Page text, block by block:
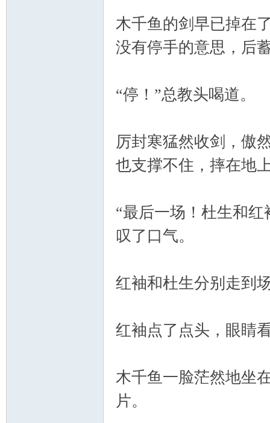
木千鱼的剑早已掉在
没有停手的意思，后
“停！”总教头喝道。
厉封寒猛然收剑，傲
也支撑不住，摔在地
“最后一场！杜生和
叹了口气。
红袖和杜生分别走到
红袖点了点头，眼睛
木千鱼一脸茫然地坐
片。